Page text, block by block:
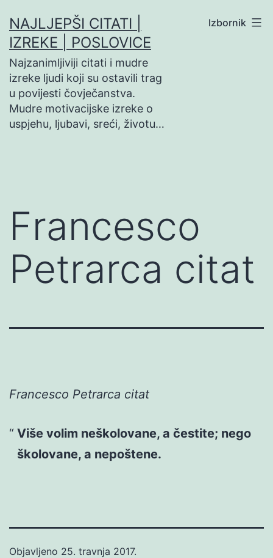
na
sadržaj
NAJLJEPŠI CITATI |
IZREKE | POSLOVICE
Najzanimljiviji citati i mudre
izreke ljudi koji su ostavili trag
u povijesti čovječanstva.
Mudre motivacijske izreke o
uspjehu, ljubavi, sreći, životu…
Izbornik
Francesco
Petrarca citat
Francesco Petrarca citat
Više volim neškolovane, a čestite; nego
školovane, a nepoštene.
Objavljeno 25. travnja 2017.